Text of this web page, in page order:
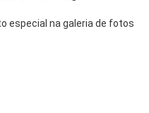
especial na galeria de fotos